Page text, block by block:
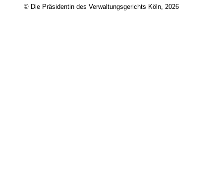
© Die Präsidentin des Verwaltungsgerichts Köln, 2026